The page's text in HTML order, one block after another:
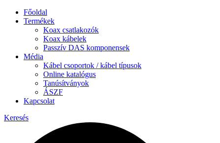
Főoldal
Termékek
Koax csatlakozók
Koax kábelek
Passzív DAS komponensek
Média
Kábel csoportok / kábel típusok
Online katalógus
Tanúsítványok
ÁSZF
Kapcsolat
Keresés